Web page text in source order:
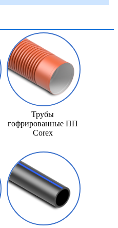
Трубы
гофрированные ПП
Corex